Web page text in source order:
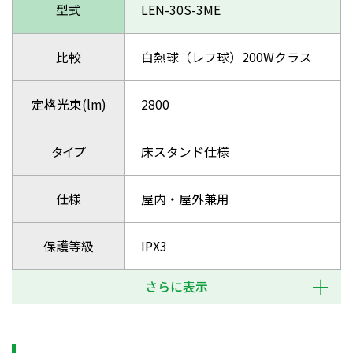
型式 LEN-30S-3ME
比較 白熱球（レフ球）200Wクラス
定格光束(lm) 2800
タイプ 床スタンド仕様
仕様 屋内・屋外兼用
保護等級 IPX3
さらに表示